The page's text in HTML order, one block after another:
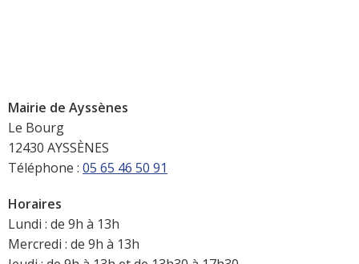
Mairie de Ayssènes
Le Bourg
12430 AYSSÈNES
Téléphone : 05 65 46 50 91
Horaires
Lundi : de 9h à 13h
Mercredi : de 9h à 13h